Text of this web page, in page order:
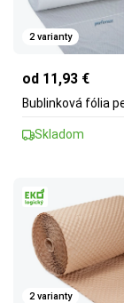
2 varianty
od 11,93 €
Bublinková fólia
Skladom
2 varianty